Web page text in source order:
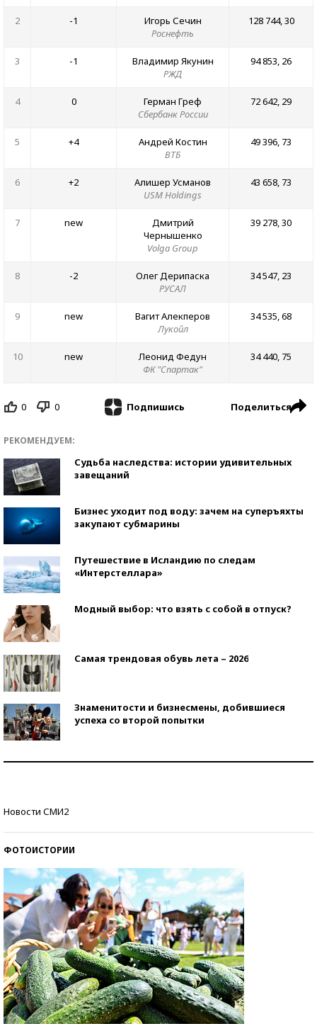
2 -1
Игорь Сечин
Роснефть
128 744, 30
3 -1
Владимир Якунин
РЖД
94 853, 26
4 0
Герман Греф
Сбербанк России
72 642, 29
5 +4
Андрей Костин
ВТБ
49 396, 73
6 +2
Алишер Усманов
USM Holdings
43 658, 73
7 new
Дмитрий
Чернышенко
Volga Group
39 278, 30
8 -2
Олег Дерипаска
РУСАЛ
34 547, 23
9 new
Вагит Алекперов
Лукойл
34 535, 68
10 new
Леонид Федун
ФК "Спартак"
34 440, 75
0 0 Подпишись Поделиться
РЕКОМЕНДУЕМ:
Судьба наследства: истории удивительных
завещаний
Бизнес уходит под воду: зачем на суперъяхты
закупают субмарины
Путешествие в Исландию по следам
«Интерстеллара»
Модный выбор: что взять с собой в отпуск?
Самая трендовая обувь лета – 2026
Знаменитости и бизнесмены, добившиеся
успеха со второй попытки
Новости СМИ2
ФОТОИСТОРИИ